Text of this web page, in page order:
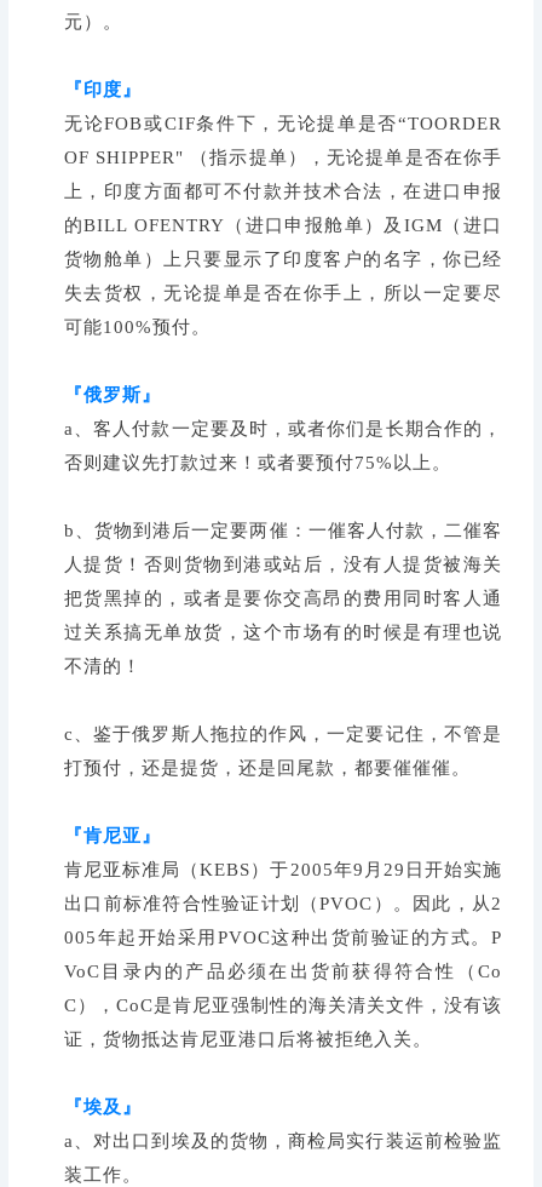
元）。
『印度』
无论FOB或CIF条件下，无论提单是否“TOORDER
OF SHIPPER" （指示提单），无论提单是否在你手
上，印度方面都可不付款并技术合法，在进口申报
的BILL OFENTRY（进口申报舱单）及IGM（进口
货物舱单）上只要显示了印度客户的名字，你已经
失去货权，无论提单是否在你手上，所以一定要尽
可能100%预付。
『俄罗斯』
a、客人付款一定要及时，或者你们是长期合作的，
否则建议先打款过来！或者要预付75%以上。
b、货物到港后一定要两催：一催客人付款，二催客
人提货！否则货物到港或站后，没有人提货被海关
把货黑掉的，或者是要你交高昂的费用同时客人通
过关系搞无单放货，这个市场有的时候是有理也说
不清的！
c、鉴于俄罗斯人拖拉的作风，一定要记住，不管是
打预付，还是提货，还是回尾款，都要催催催。
『肯尼亚』
肯尼亚标准局（KEBS）于2005年9月29日开始实施
出口前标准符合性验证计划（PVOC）。因此，从2
005年起开始采用PVOC这种出货前验证的方式。P
VoC目录内的产品必须在出货前获得符合性（Co
C），CoC是肯尼亚强制性的海关清关文件，没有该
证，货物抵达肯尼亚港口后将被拒绝入关。
『埃及』
a、对出口到埃及的货物，商检局实行装运前检验监
装工作。